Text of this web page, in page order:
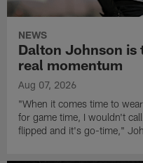
NEWS
Dalton Johnson is
real momentum
Aug 07, 2026
"When it comes time to
for game time, I wouldn't
flipped and it's go-time,"